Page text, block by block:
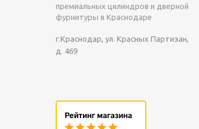
премиальных цилиндров и дверной
фурнитуры в Краснодаре
г.Краснодар, ул. Красных Партизан,
д. 469